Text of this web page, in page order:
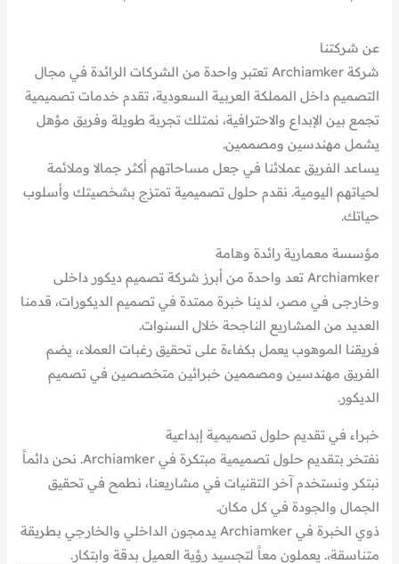
عن شركتنا
شركة Archiamker تعتبر واحدة من الشركات الرائدة في مجال
التصميم داخل المملكة العربية السعودية، تقدم خدمات تصميمية
تجمع بين الإبداع والاحترافية، نمتلك تجربة طويلة وفريق مؤهل
يشمل مهندسين ومصممين.
يساعد الفريق عملائنا في جعل مساحاتهم أكثر جمالا وملائمة
لحياتهم اليومية. نقدم حلول تصميمية تمتزج بشخصيتك وأسلوب
حياتك.
مؤسسة معمارية رائدة وهامة
Archiamker تعد واحدة من أبرز شركة تصميم ديكور داخلى
وخارجى في مصر، لدينا خبرة ممتدة في تصميم الديكورات، قدمنا
العديد من المشاريع الناجحة خلال السنوات.
فريقنا الموهوب يعمل بكفاءة على تحقيق رغبات العملاء، يضم
الفريق مهندسين ومصممين خبرائين متخصصين في تصميم
الديكور.
خبراء في تقديم حلول تصميمية إبداعية
نفتخر بتقديم حلول تصميمية مبتكرة في Archiamker. نحن دائماً
نبتكر ونستخدم آخر التقنيات في مشاريعنا، نطمح في تحقيق
الجمال والجودة في كل مكان.
ذوي الخبرة في Archiamker يدمجون الداخلي والخارجي بطريقة
متناسقة،. يعملون معاً لتجسيد رؤية العميل بدقة وابتكار.